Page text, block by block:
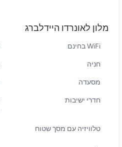
מלון לאונרדו היידלברג
WiFi בחינם
חניה
מסעדה
חדרי ישיבות
טלוויזיה עם מסך שטוח